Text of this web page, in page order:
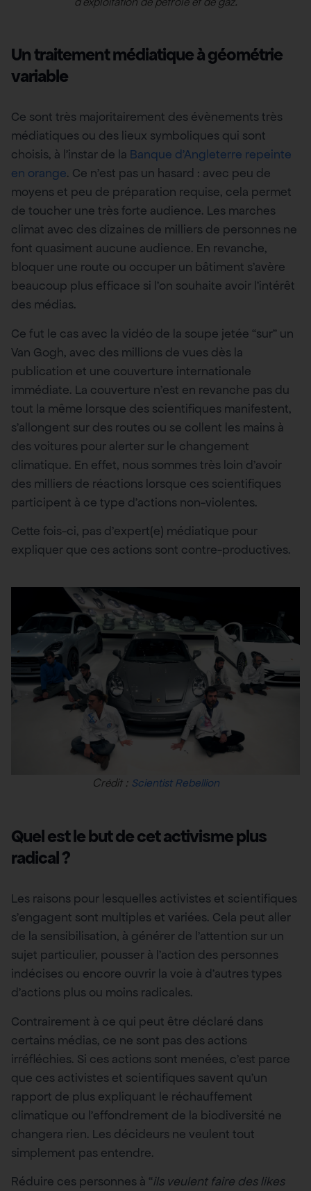
Un traitement médiatique à géométrie
variable
Ce sont très majoritairement des évènements très
médiatiques ou des lieux symboliques qui sont
choisis, à l’instar de la Banque d’Angleterre repeinte
en orange. Ce n’est pas un hasard : avec peu de
moyens et peu de préparation requise, cela permet
de toucher une très forte audience. Les marches
climat avec des dizaines de milliers de personnes ne
font quasiment aucune audience. En revanche,
bloquer une route ou occuper un bâtiment s’avère
beaucoup plus efficace si l’on souhaite avoir l’intérêt
des médias.
Ce fut le cas avec la vidéo de la soupe jetée “sur” un
Van Gogh, avec des millions de vues dès la
publication et une couverture internationale
immédiate. La couverture n’est en revanche pas du
tout la même lorsque des scientifiques manifestent,
s’allongent sur des routes ou se collent les mains à
des voitures pour alerter sur le changement
climatique. En effet, nous sommes très loin d’avoir
des milliers de réactions lorsque ces scientifiques
participent à ce type d’actions non-violentes.
Cette fois-ci, pas d’expert(e) médiatique pour
expliquer que ces actions sont contre-productives.
Crédit : Scientist Rebellion
Quel est le but de cet activisme plus
radical ?
Les raisons pour lesquelles activistes et scientifiques
s’engagent sont multiples et variées. Cela peut aller
de la sensibilisation, à générer de l’attention sur un
sujet particulier, pousser à l’action des personnes
indécises ou encore ouvrir la voie à d’autres types
d’actions plus ou moins radicales.
Contrairement à ce qui peut être déclaré dans
certains médias, ce ne sont pas des actions
irréfléchies. Si ces actions sont menées, c’est parce
que ces activistes et scientifiques savent qu’un
rapport de plus expliquant le réchauffement
climatique ou l’effondrement de la biodiversité ne
changera rien. Les décideurs ne veulent tout
simplement pas entendre.
Réduire ces personnes à “ils veulent faire des likes